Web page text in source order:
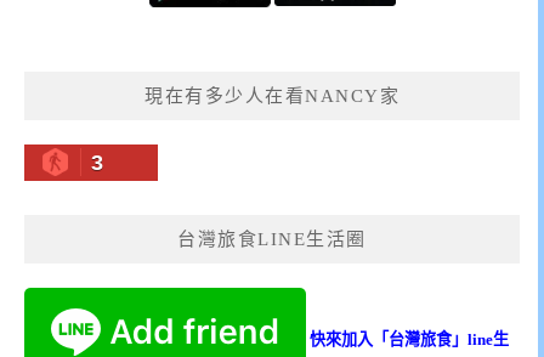
現在有多少人在看NANCY家
3
台灣旅食LINE生活圈
快來加入「台灣旅食」line生